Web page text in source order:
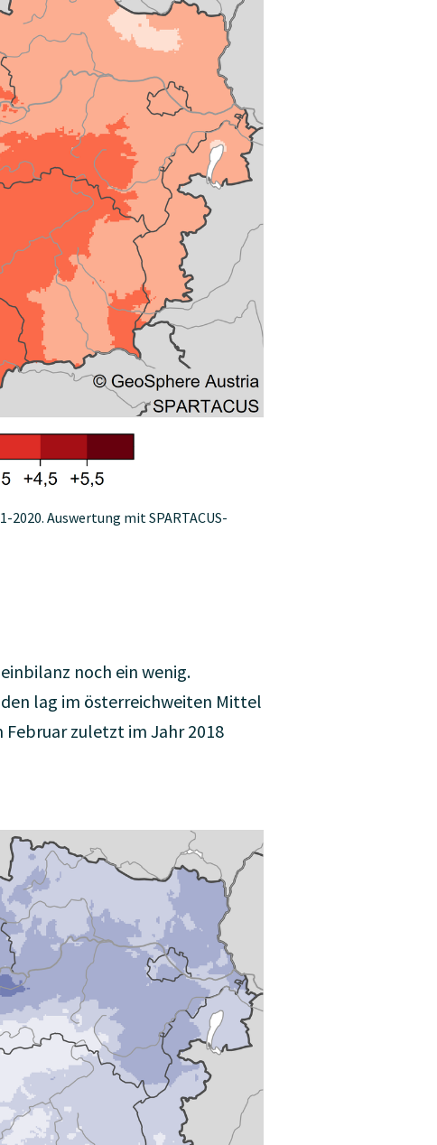
Auswertung mit SPARTACUS-
noch ein wenig.
lag im österreichweiten Mittel
zuletzt im Jahr 2018